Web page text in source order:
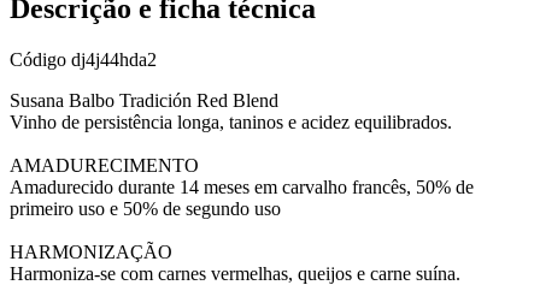
Descrição e ficha técnica
Código dj4j44hda2
Susana Balbo Tradición Red Blend
Vinho de persistência longa, taninos e acidez equilibrados.
AMADURECIMENTO
Amadurecido durante 14 meses em carvalho francês, 50% de
primeiro uso e 50% de segundo uso
HARMONIZAÇÃO
Harmoniza-se com carnes vermelhas, queijos e carne suína.